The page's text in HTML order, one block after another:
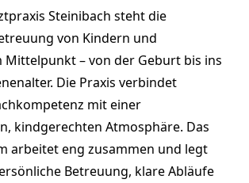
Steinibach steht die
von Kindern und
Mittelpunkt – von der Geburt bis ins
Die Praxis verbindet
mit einer
kindgerechten Atmosphäre. Das
arbeitet eng zusammen und legt
Betreuung, klare Abläufe